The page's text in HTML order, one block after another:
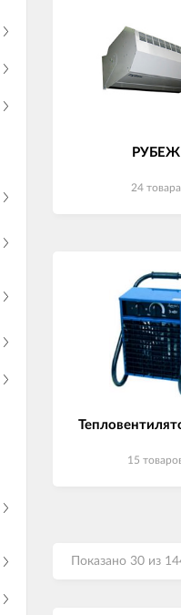
РУБЕЖ
24 товара
15
Показано 30 из